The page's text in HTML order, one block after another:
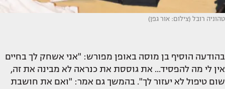
טהוניה רובל (צילום: אור גפן)
בהודעה הוסיף בן מוסה באופן מפורש: "אני אשחק לך בחיים
אין לי מה להפסיד... את גוססת את כנראה לא מבינה את זה,
שום טיפול לא יעזור לך". בהמשך גם אמר: "ואם את חושבת